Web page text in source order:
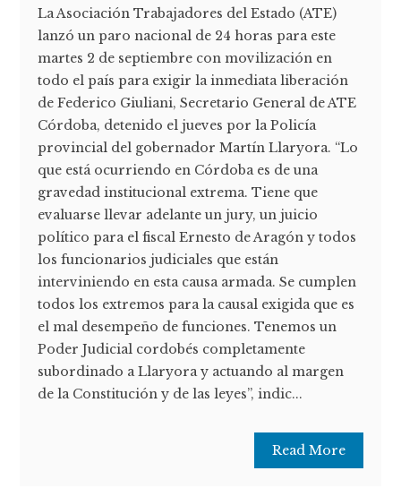
La Asociación Trabajadores del Estado (ATE)
lanzó un paro nacional de 24 horas para este
martes 2 de septiembre con movilización en
todo el país para exigir la inmediata liberación
de Federico Giuliani, Secretario General de ATE
Córdoba, detenido el jueves por la Policía
provincial del gobernador Martín Llaryora. “Lo
que está ocurriendo en Córdoba es de una
gravedad institucional extrema. Tiene que
evaluarse llevar adelante un jury, un juicio
político para el fiscal Ernesto de Aragón y todos
los funcionarios judiciales que están
interviniendo en esta causa armada. Se cumplen
todos los extremos para la causal exigida que es
el mal desempeño de funciones. Tenemos un
Poder Judicial cordobés completamente
subordinado a Llaryora y actuando al margen
de la Constitución y de las leyes”, indic...
Read More